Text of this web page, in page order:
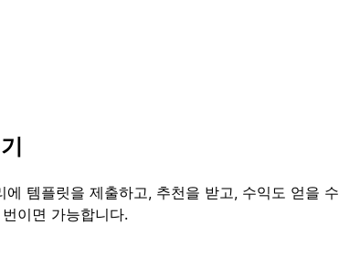
템플릿을 제출하고, 추천을 받고, 수익도 얻을 수
이면 가능합니다.